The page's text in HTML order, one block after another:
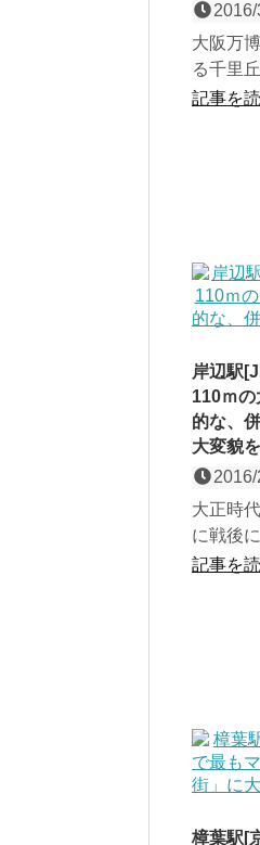
2016/
大阪万
る千里
最多の
記事を
岸辺駅
110ｍ
的な、
大変貌
大正時
に戦後
道本線
記事を
樟葉駅[